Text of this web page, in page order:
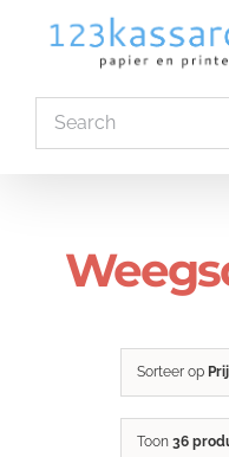
Sorteer op
Toon 36